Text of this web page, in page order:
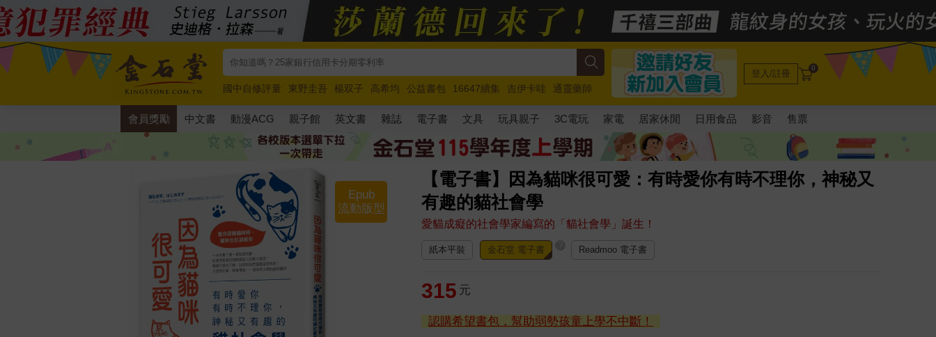
國中自修評量 東野圭吾 楊双子 高希均 公益書包 16647續集 吉伊卡哇
通靈藥師
唯紅花綻放
奧德賽 路邊攤新作 馬斯克 玩具總動員5 超慢跑
登入/註冊 0
會員獎勵 中文書 動漫ACG 親子館 英文書 雜誌 電子書 文具 玩具親子 3C電玩 家電 居家休閒 日用食品 影音 售票
【電子書】因為貓咪很可愛：有時愛你有時不理你，神秘又
有趣的貓社會學
愛貓成癡的社會學家編寫的「貓社會學」誕生！
Epub
流動版型
紙本平裝 金石堂 電子書 Readmoo 電子書
315 元
認購希望書包，幫助弱勢孩童上學不中斷！